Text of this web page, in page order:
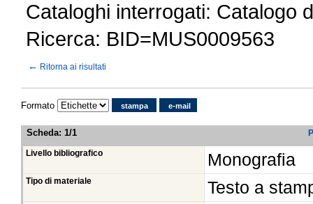
Cataloghi interrogati: Catalogo
Ricerca: BID=MUS0009563
← Ritorna ai risultati
Formato stampa e-mail
Scheda: 1/1
Livello bibliografico Monografia
Tipo di materiale Testo a